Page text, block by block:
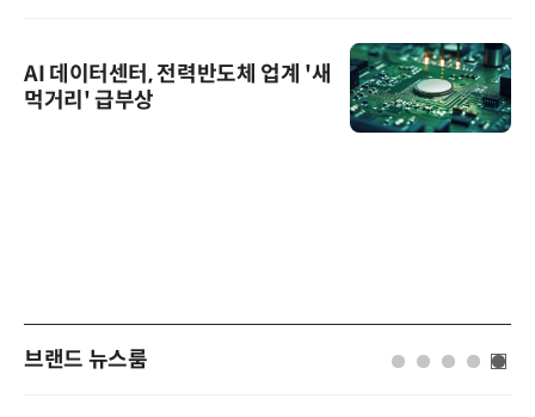
AI 데이터센터, 전력반도체 업계 '새
먹거리' 급부상
브랜드 뉴스룸